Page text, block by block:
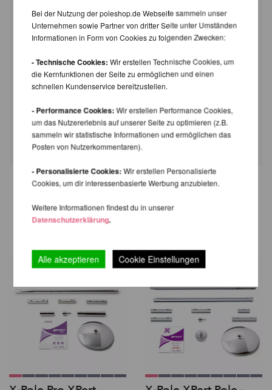
WIR EMPFEHLEN IHNEN NOCH
FOLGENDE PRODUKTE
Bei der Nutzung der poleshop.de Webseite sammeln unser
Unternehmen sowie Partner von dritter Seite unter Umständen
Informationen in Form von Cookies zu folgenden Zwecken:
- Technische Cookies: Wir erstellen Technische Cookies, um
die Kernfunktionen der Seite zu ermöglichen und einen
schnellen Kundenservice bereitzustellen.
- Performance Cookies:Wir erstellen Performance Cookies,
um das Nutzererlebnis auf unserer Seite zu optimieren (z.B.
sammeln wir statistische Informationen und ermöglichen das
Posten von Nutzerkommentaren).
- Personalisierte Cookies:Wir erstellen Personalisierte
Cookies, um dir interessenbasierte Werbung anzubieten.
Weitere Informationen findest du in unserer
Datenschutzerklärung.
Alle akzeptieren Cookie Einstellungen